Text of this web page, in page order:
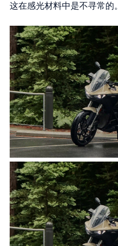
这在感光材料中是不寻常的。